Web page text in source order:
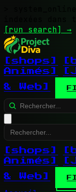
indexées dans
[run search] →
[shops]
Animés]
& Web]
[shops]
Animés]
& Web]